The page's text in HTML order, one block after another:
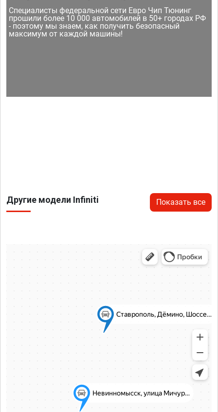
Специалисты федеральной сети Евро Чип Тюнинг
прошили более 10 000 автомобилей в 50+ городах РФ
- поэтому мы знаем, как получить безопасный
максимум от каждой машины!
Другие модели Infiniti Показать все